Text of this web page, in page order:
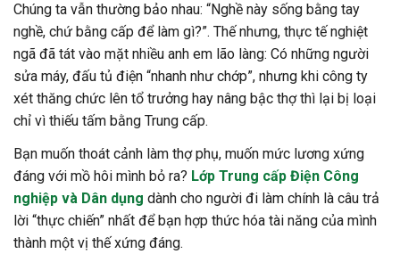
Chúng ta vẫn thường bảo nhau: “Nghề này sống bằng tay
nghề, chứ bằng cấp để làm gì?”. Thế nhưng, thực tế nghiệt
ngã đã tát vào mặt nhiều anh em lão làng: Có những người
sửa máy, đấu tủ điện “nhanh như chớp”, nhưng khi công ty
xét thăng chức lên tổ trưởng hay nâng bậc thợ thì lại bị loại
chỉ vì thiếu tấm bằng Trung cấp.
Bạn muốn thoát cảnh làm thợ phụ, muốn mức lương xứng
đáng với mồ hôi mình bỏ ra? Lớp Trung cấp Điện Công
nghiệp và Dân dụng dành cho người đi làm chính là câu trả
lời “thực chiến” nhất để bạn hợp thức hóa tài năng của mình
thành một vị thế xứng đáng.